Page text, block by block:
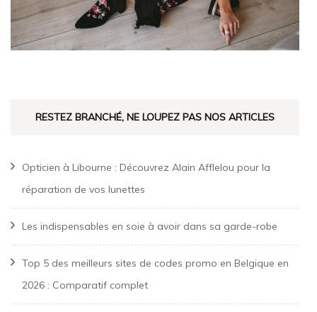
RESTEZ BRANCHÉ, NE LOUPEZ PAS NOS ARTICLES
Opticien à Libourne : Découvrez Alain Afflelou pour la
réparation de vos lunettes
Les indispensables en soie à avoir dans sa garde-robe
Top 5 des meilleurs sites de codes promo en Belgique en
2026 : Comparatif complet